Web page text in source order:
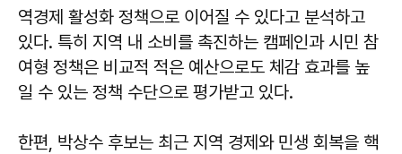
역경제 활성화 정책으로 이어질 수 있다고 분석하고
있다. 특히 지역 내 소비를 촉진하는 캠페인과 시민 참
여형 정책은 비교적 적은 예산으로도 체감 효과를 높
일 수 있는 정책 수단으로 평가받고 있다.
한편, 박상수 후보는 최근 지역 경제와 민생 회복을 핵